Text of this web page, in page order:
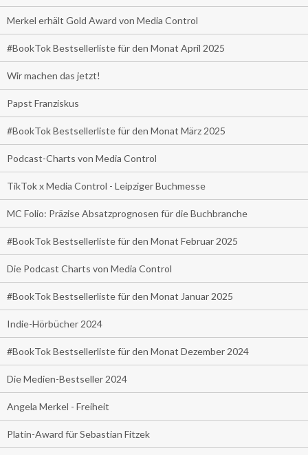
Merkel erhält Gold Award von Media Control
#BookTok Bestsellerliste für den Monat April 2025
Wir machen das jetzt!
Papst Franziskus
#BookTok Bestsellerliste für den Monat März 2025
Podcast-Charts von Media Control
TikTok x Media Control - Leipziger Buchmesse
MC Folio: Präzise Absatzprognosen für die Buchbranche
#BookTok Bestsellerliste für den Monat Februar 2025
Die Podcast Charts von Media Control
#BookTok Bestsellerliste für den Monat Januar 2025
Indie-Hörbücher 2024
#BookTok Bestsellerliste für den Monat Dezember 2024
Die Medien-Bestseller 2024
Angela Merkel - Freiheit
Platin-Award für Sebastian Fitzek